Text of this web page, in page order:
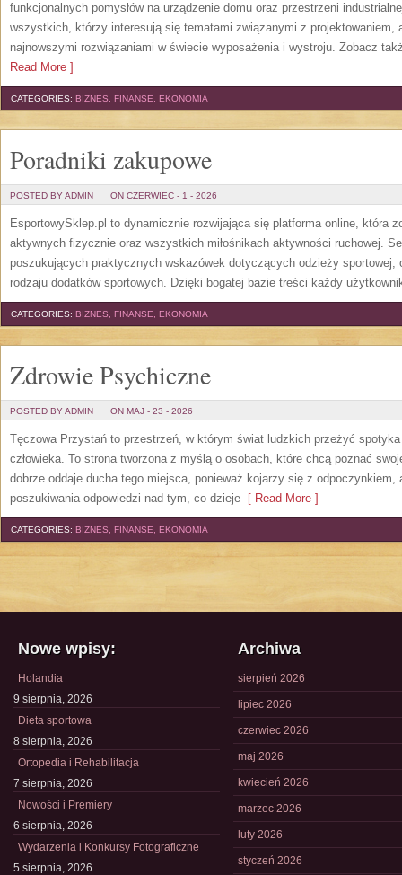
funkcjonalnych pomysłów na urządzenie domu oraz przestrzeni
wszystkich, którzy interesują się tematami związanymi z projektowaniem,
najnowszymi rozwiązaniami w świecie wyposażenia i wystroju. Zobacz
Read More ]
CATEGORIES: BIZNES, FINANSE, EKONOMIA
Poradniki zakupowe
POSTED BY ADMIN ON CZERWIEC - 1 - 2026
EsportowySklep.pl to dynamicznie rozwijająca się platforma online, która
aktywnych fizycznie oraz wszystkich miłośnikach aktywności ruchowej.
poszukujących praktycznych wskazówek dotyczących odzieży sportowej,
rodzaju dodatków sportowych. Dzięki bogatej bazie treści każdy
CATEGORIES: BIZNES, FINANSE, EKONOMIA
Zdrowie Psychiczne
POSTED BY ADMIN ON MAJ - 23 - 2026
Tęczowa Przystań to przestrzeń, w którym świat ludzkich przeżyć
człowieka. To strona tworzona z myślą o osobach, które chcą poznać
dobrze oddaje ducha tego miejsca, ponieważ kojarzy się z odpoczynkiem,
poszukiwania odpowiedzi nad tym, co dzieje [ Read More ]
CATEGORIES: BIZNES, FINANSE, EKONOMIA
Nowe wpisy:
Holandia
9 sierpnia, 2026
Dieta sportowa
8 sierpnia, 2026
Ortopedia i Rehabilitacja
7 sierpnia, 2026
Nowości i Premiery
6 sierpnia, 2026
Wydarzenia i Konkursy Fotograficzne
5 sierpnia, 2026
Archiwa
sierpień 2026
lipiec 2026
czerwiec 2026
maj 2026
kwiecień 2026
marzec 2026
luty 2026
styczeń 2026